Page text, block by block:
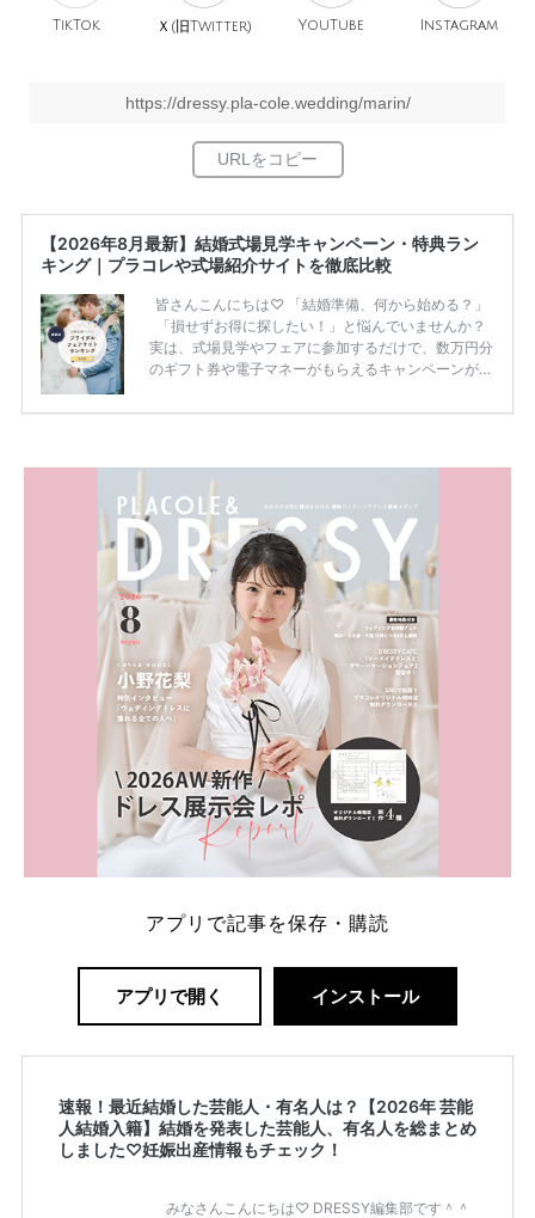
TikTok Ｘ(旧Twitter) YouTube Instagram
https://dressy.pla-cole.wedding/marin/
【2026年8月最新】結婚式場見学キャンペーン・特典ラン
キング｜プラコレや式場紹介サイトを徹底比較
皆さんこんにちは♡ 「結婚準備、何から始める？」
「損せずお得に探したい！」と悩んでいませんか？
実は、式場見学やフェアに参加するだけで、数万円分
のギフト券や電子マネーがもらえるキャンペーンがあ
ため、比較せずに選ぶと損をしてしまうことも……。
内容：特典金額・条件・応募方法・注意点 「どこが
一番お得？」「プラコレの特典は？」といった疑問も
解決します。 まずは診断で候補を絞れる「ウェディ
ング診断」か、体験型 […]
続きを読む
アプリで記事を保存・購読
アプリで開く インストール
速報！最近結婚した芸能人・有名人は？【2026年 芸能
人結婚入籍】結婚を発表した芸能人、有名人を総まとめ
しました♡妊娠出産情報もチェック！
みなさんこんにちは♡ DRESSY編集部です＾＾